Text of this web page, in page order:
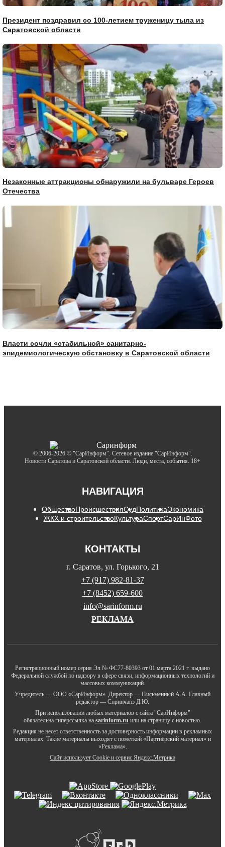
Президент поздравил со 100-летием труженицу тыла из
Саратовской области
Незаконные аттракционы обнаружили на бульваре Героев
Отечества
Власти сочли «стабильной» санитарно-
эпидемиологическую обстановку в Саратовской области
© 2006-2026 © "СарИнформ". Сетевое издание "СарИнформ".
Новости Саратова и Саратовской области. Люди, места, события. 18+
НАВИГАЦИЯ
ОбществоПроисшествияСудПолитикаЭкономика
ЖКХ и строительствоКультураСпортСарИнФото
КОНТАКТЫ
г. Саратов, ул. Горького, 21
+7 (917) 982-81-37
+7 (8452) 659-600
info@sarinform.ru
РЕКЛАМА
Регистрационный номер серия Эл № ФС77-80393 от 01 марта 2021 г. выдано
Федеральной службой по надзору в сфере связи, информационных технологий и
массовых коммуникаций.
Учредитель — ООО «СарИнформ». Директор — Письменный А.А. Главный
редактор — Спринчанэ Д.Ю.
При использовании любых материалов с сайта "СарИнформ"
обязательна гиперссылка на sarinform.ru или на страницу с новостью.
Редакция не несет ответственность за достоверность информации в рекламных
материалах. Такие материалы выходят с пометкой «Партнёрский материал» и
«Реклама».
Сайт использует Cookie и сервиc Яндекс.Метрика